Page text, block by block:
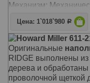
Механизм:
(Kieninger, Германия)
Корпус: Тосканская
Звуковой сигнал:
Размер: 219 x 58 х 34
Цена: 1`018`980 Р
Howard Miller 611-
Оригинальные
RIDGE выполнены
дерева и
проволочной щеткой